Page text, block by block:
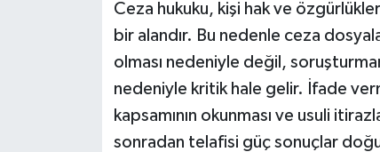
Ceza hukuku, kişi hak ve
bir alandır. Bu nedenle ceza
olması nedeniyle değil,
nedeniyle kritik hale gelir. İfade
kapsamının okunması ve usuli
sonradan telafisi güç sonuçlar